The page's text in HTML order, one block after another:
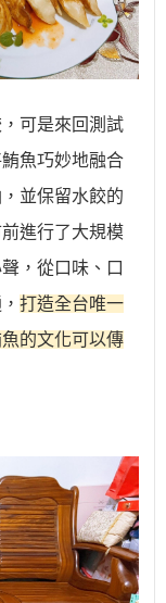
可是來回測試
魚巧妙地融合
並保留水餃的
進行了大規模
，從口味、口
打造全台唯一
的文化可以傳